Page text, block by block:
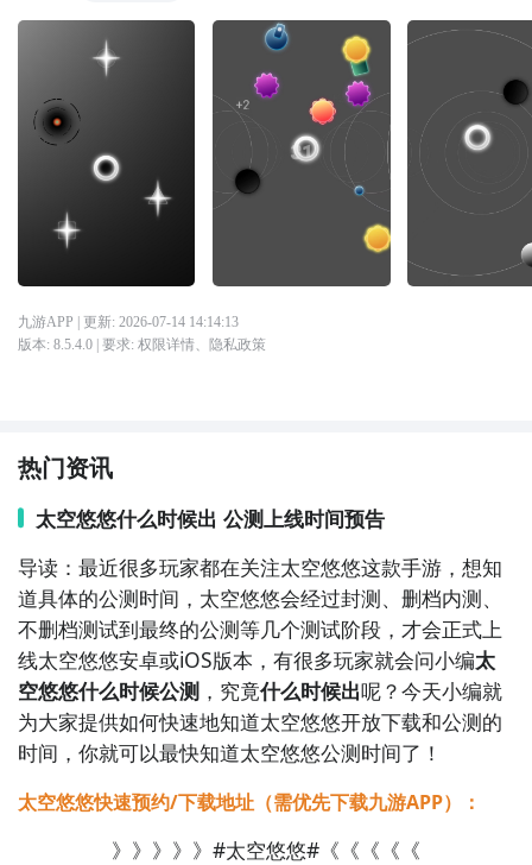
九游APP | 更新: 2026-07-14 14:14:13
版本: 8.5.4.0| 要求: 权限详情、 隐私政策
热门资讯
太空悠悠什么时候出 公测上线时间预告
导读：最近很多玩家都在关注太空悠悠这款手游，想知
道具体的公测时间，太空悠悠会经过封测、删档内测、
不删档测试到最终的公测等几个测试阶段，才会正式上
线太空悠悠安卓或iOS版本，有很多玩家就会问小编太
空悠悠什么时候公测，究竟什么时候出呢？今天小编就
为大家提供如何快速地知道太空悠悠开放下载和公测的
时间，你就可以最快知道太空悠悠公测时间了！
太空悠悠快速预约/下载地址（需优先下载九游APP）：
》》》》》#太空悠悠#《《《《《